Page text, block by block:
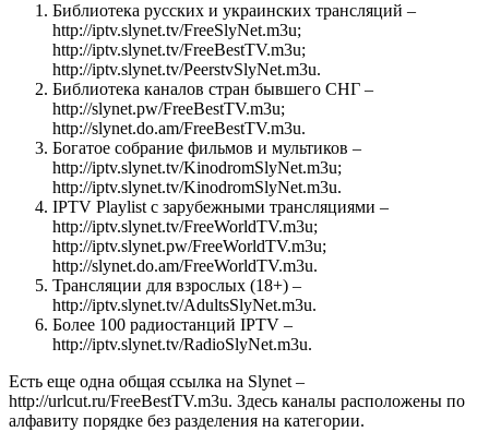
Библиотека русских и украинских трансляций –
http://iptv.slynet.tv/FreeSlyNet.m3u;
http://iptv.slynet.tv/FreeBestTV.m3u;
http://iptv.slynet.tv/PeerstvSlyNet.m3u.
Библиотека каналов стран бывшего СНГ –
http://slynet.pw/FreeBestTV.m3u;
http://slynet.do.am/FreeBestTV.m3u.
Богатое собрание фильмов и мультиков –
http://iptv.slynet.tv/KinodromSlyNet.m3u;
http://iptv.slynet.tv/KinodromSlyNet.m3u.
IPTV Playlist с зарубежными трансляциями –
http://iptv.slynet.tv/FreeWorldTV.m3u;
http://iptv.slynet.pw/FreeWorldTV.m3u;
http://slynet.do.am/FreeWorldTV.m3u.
Трансляции для взрослых (18+) –
http://iptv.slynet.tv/AdultsSlyNet.m3u.
Более 100 радиостанций IPTV –
http://iptv.slynet.tv/RadioSlyNet.m3u.
Есть еще одна общая ссылка на Slynet –
http://urlcut.ru/FreeBestTV.m3u. Здесь каналы расположены по
алфавиту порядке без разделения на категории.